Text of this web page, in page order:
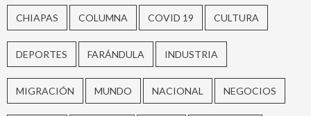
CHIAPAS COLUMNA COVID 19 CULTURA
DEPORTES FARÁNDULA INDUSTRIA
MIGRACIÓN MUNDO NACIONAL NEGOCIOS